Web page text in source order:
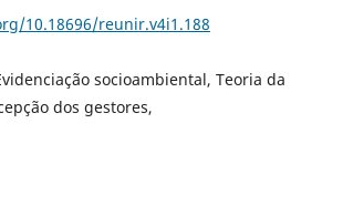
10.18696/reunir.v4i1.188
socioambiental, Teoria da
dos gestores,